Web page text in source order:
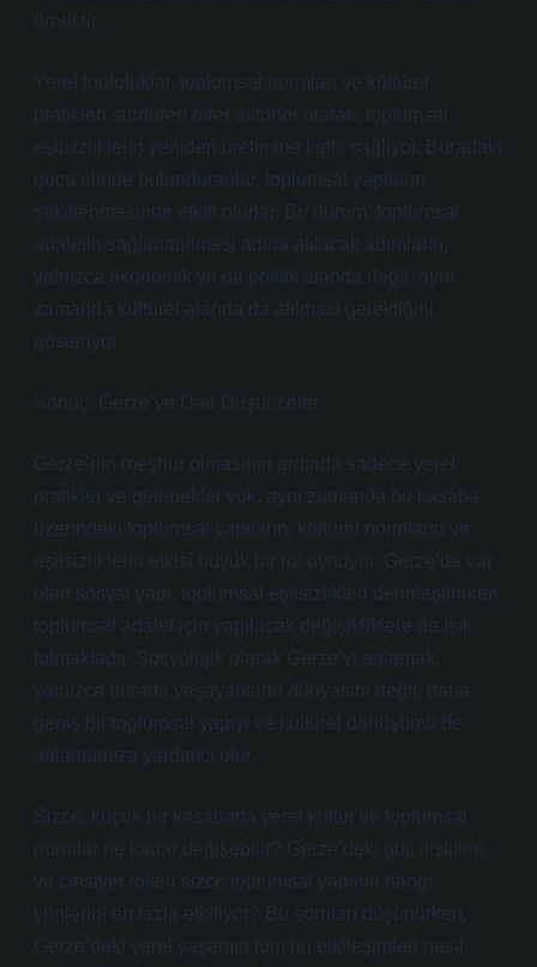
örnektir.
Yerel topluluklar, toplumsal normları ve kültürel
pratikleri sürdüren birer aktörler olarak, toplumsal
eşitsizliklerin yeniden üretimine katkı sağlıyor. Buradaki
gücü elinde bulunduranlar, toplumsal yapıların
şekillenmesinde etkili olurlar. Bu durum, toplumsal
adaletin sağlanabilmesi adına atılacak adımların,
yalnızca ekonomik ya da politik alanda değil, aynı
zamanda kültürel alanda da atılması gerektiğini
gösteriyor.
Sonuç: Gerze’ye Dair Düşünceler
Gerze’nin meşhur olmasının ardında sadece yerel
pratikler ve gelenekler yok, aynı zamanda bu kasaba
üzerindeki toplumsal yapıların, kültürel normların ve
eşitsizliklerin etkisi büyük bir rol oynuyor. Gerze’de var
olan sosyal yapı, toplumsal eşitsizlikleri derinleştirirken,
toplumsal adalet için yapılacak değişikliklere de ışık
tutmaktadır. Sosyolojik olarak Gerze’yi anlamak,
yalnızca burada yaşayanların dünyasını değil, daha
geniş bir toplumsal yapıyı ve kültürel dönüşümü de
anlamamıza yardımcı olur.
Sizce, küçük bir kasabada yerel kültür ve toplumsal
normlar ne kadar değişebilir? Gerze’deki güç ilişkileri
ve cinsiyet rolleri sizce toplumsal yapının hangi
yönlerini en fazla etkiliyor? Bu soruları düşünürken,
Gerze’deki yerel yaşamın tüm bu etkileşimleri nasıl